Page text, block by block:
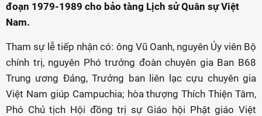
đoạn 1979-1989 cho bảo tàng Lịch sử Quân sự Việt
Nam.
Tham sự lễ tiếp nhận có: ông Vũ Oanh, nguyên Ủy viên Bộ
chính trị, nguyên Phó trưởng đoàn chuyên gia Ban B68
Trung ương Đảng, Trưởng ban liên lạc cựu chuyên gia
Việt Nam giúp Campuchia; hòa thượng Thích Thiện Tâm,
Phó Chủ tịch Hội đồng trị sự Giáo hội Phật giáo Việt